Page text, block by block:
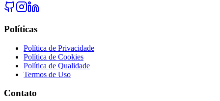
Políticas
Política de Privacidade
Política de Cookies
Política de Qualidade
Termos de Uso
Contato